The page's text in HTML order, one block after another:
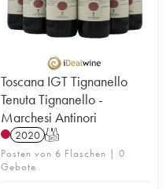
Toscana IGT Tignanello
Tenuta Tignanello -
Marchesi Antinori
2020 T
Posten von 6 Flaschen | 0
Gebote